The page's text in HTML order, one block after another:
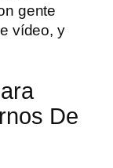
gente
vídeo, y
De